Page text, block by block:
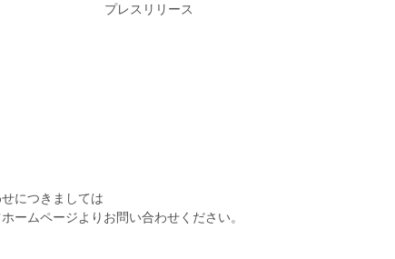
プレスリリース
につきましては
ームページよりお問い合わせください。